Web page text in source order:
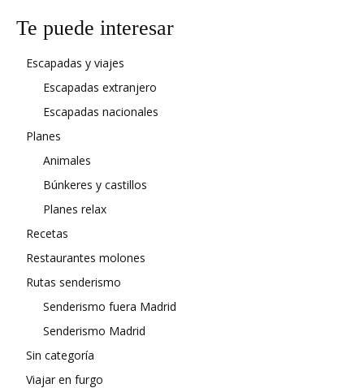
Te puede interesar
Escapadas y viajes
Escapadas extranjero
Escapadas nacionales
Planes
Animales
Búnkeres y castillos
Planes relax
Recetas
Restaurantes molones
Rutas senderismo
Senderismo fuera Madrid
Senderismo Madrid
Sin categoría
Viajar en furgo